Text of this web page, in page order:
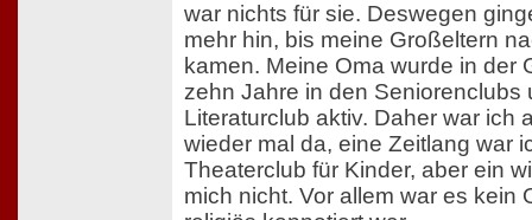
war nichts für sie. Deswegen
mehr hin, bis meine Großeltern
kamen. Meine Oma wurde in der
zehn Jahre in den Seniorenclubs
Literaturclub aktiv. Daher war ich
wieder mal da, eine Zeitlang war
Theaterclub für Kinder, aber ein
mich nicht. Vor allem war es kein